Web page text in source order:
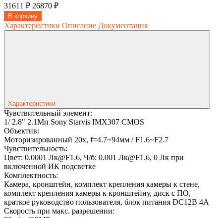
31611 ₽ 26870 ₽
В корзину
Характеристики Описание Документация
Характеристики
Чувствительный элемент:
1/ 2.8" 2.1Мп Sony Starvis IMX307 CMOS
Объектив:
Моторизированный 20x, f=4.7~94мм / F1.6~F2.7
Чувствительность:
Цвет: 0.0001 Лк@F1.6, Ч/б: 0.001 Лк@F1.6, 0 Лк при
включенной ИК подсветке
Комплектность:
Камера, кронштейн, комплект крепления камеры к стене,
комплект крепления камеры к кронштейну, диск с ПО,
краткое руководство пользователя, блок питания DC12В 4А
Скорость при макс. разрешении: